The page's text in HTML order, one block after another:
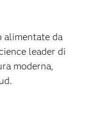
alimentate da
leader di
moderna,